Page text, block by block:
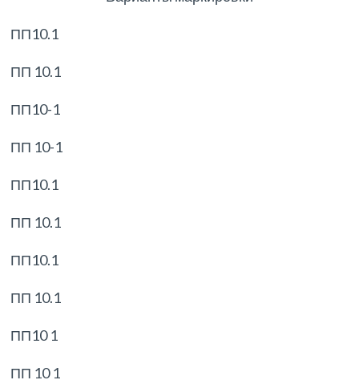
ПП10.1
ПП 10.1
ПП10-1
ПП 10-1
ПП10.1
ПП 10.1
ПП10.1
ПП 10.1
ПП10 1
ПП 10 1